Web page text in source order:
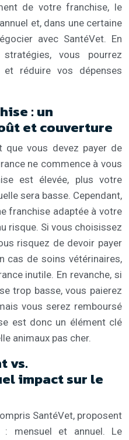
de votre franchise, le
et, dans une certaine
avec SantéVet. En
vous pourrez
réduire vos dépenses
: un
et couverture
vous devez payer de
ne commence à vous
est élevée, plus votre
sera basse. Cependant,
franchise adaptée à votre
risque. Si vous choisissez
risquez de devoir payer
cas de soins vétérinaires,
inutile. En revanche, si
trop basse, vous paierez
vous serez remboursé
est donc un élément clé
animaux pas cher.
vs.
impact sur le
SantéVet, proposent
: mensuel et annuel. Le